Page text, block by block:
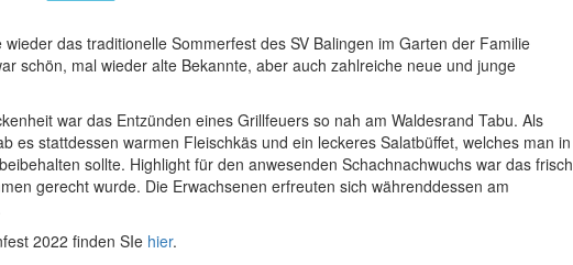
das traditionelle Sommerfest des SV Balingen im Garten der Familie
schön, mal wieder alte Bekannte, aber auch zahlreiche neue und junge
war das Entzünden eines Grillfeuers so nah am Waldesrand Tabu. Als
es stattdessen warmen Fleischkäs und ein leckeres Salatbüffet, welches man in
sollte. Highlight für den anwesenden Schachnachwuchs war das frisch
gerecht wurde. Die Erwachsenen erfreuten sich währenddessen am
2022 finden SIe hier.